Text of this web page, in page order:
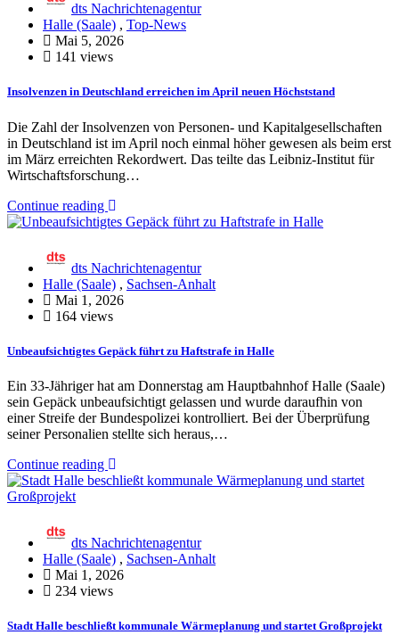
dts Nachrichtenagentur
Halle (Saale) , Top-News
Mai 5, 2026
141 views
Insolvenzen in Deutschland erreichen im April neuen Höchststand
Die Zahl der Insolvenzen von Personen- und Kapitalgesellschaften
in Deutschland ist im April noch einmal höher gewesen als beim erst
im März erreichten Rekordwert. Das teilte das Leibniz-Institut für
Wirtschaftsforschung…
Continue reading
dts Nachrichtenagentur
Halle (Saale) , Sachsen-Anhalt
Mai 1, 2026
164 views
Unbeaufsichtigtes Gepäck führt zu Haftstrafe in Halle
Ein 33-Jähriger hat am Donnerstag am Hauptbahnhof Halle (Saale)
sein Gepäck unbeaufsichtigt gelassen und wurde daraufhin von
einer Streife der Bundespolizei kontrolliert. Bei der Überprüfung
seiner Personalien stellte sich heraus,…
Continue reading
dts Nachrichtenagentur
Halle (Saale) , Sachsen-Anhalt
Mai 1, 2026
234 views
Stadt Halle beschließt kommunale Wärmeplanung und startet Großprojekt